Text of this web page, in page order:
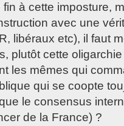
fin à cette imposture,
avec une
libéraux etc), il faut
plutôt cette
les mêmes qui
qui se coopte
le consensus
de la France) ?